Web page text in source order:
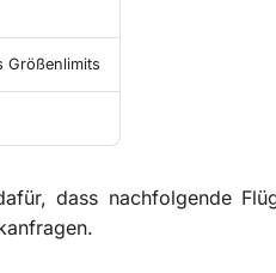
Größenlimits
dass nachfolgende